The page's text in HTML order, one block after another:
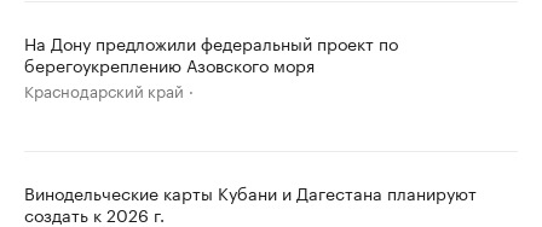
На Дону предложили федеральный проект по
берегоукреплению Азовского моря
Краснодарский край
Винодельческие карты Кубани и Дагестана планируют
создать к 2026 г.